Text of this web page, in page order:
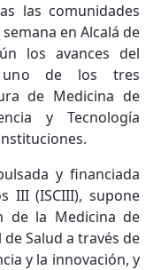
las comunidades
en Alcalá de
los avances del
uno de los tres
de Medicina de
y Tecnología
y financiada
III (ISCIII), supone
de la Medicina de
Salud a través de
y la innovación, y